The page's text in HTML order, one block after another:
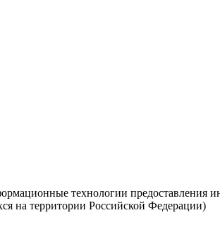
технологии предоставления
на территории Российской Федерации)